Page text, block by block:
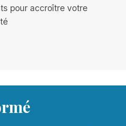
pour accroître votre